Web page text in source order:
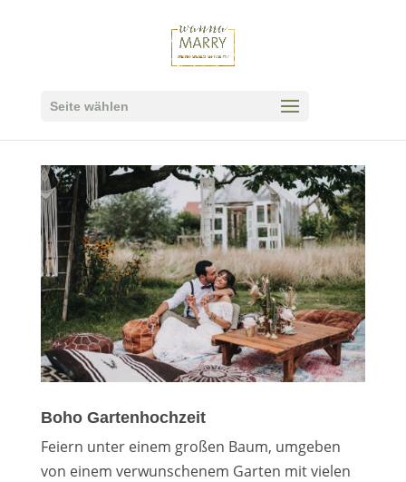
Seite wählen
Boho Gartenhochzeit
Feiern unter einem großen Baum, umgeben
von einem verwunschenem Garten mit vielen